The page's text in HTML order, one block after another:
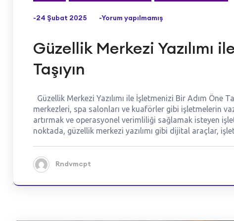
-24 Şubat 2025 -Yorum yapılmamış
Güzellik Merkezi Yazılımı
Taşıyın
Güzellik Merkezi Yazılımı ile İşletmenizi Bir Adım Öne
merkezleri, spa salonları ve kuaförler gibi işletmelerin
artırmak ve operasyonel verimliliği sağlamak isteyen
noktada, güzellik merkezi yazılımı gibi dijital araçlar,
Rndvmcpt